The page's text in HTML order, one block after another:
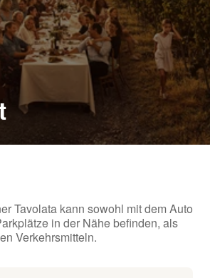
Tavolata kann sowohl mit dem Auto
in der Nähe befinden, als
Verkehrsmitteln.